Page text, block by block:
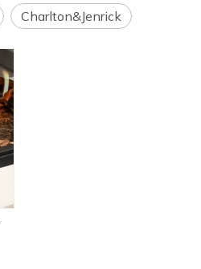
Charlton&Jenrick